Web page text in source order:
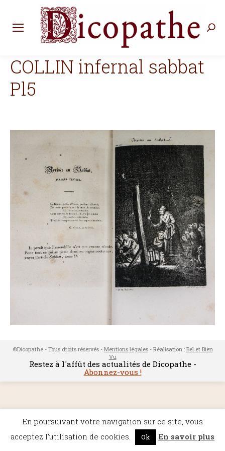
COLLIN infernal sabbat
Pl5
©Dicopathe - Tous droits réservés - Mentions légales- Réalisation : Bel et Bien
Vu
Restez à l'affût des actualités de Dicopathe -
Abonnez-vous !
En poursuivant votre navigation sur ce site, vous
acceptez l'utilisation de cookies.
Ok En savoir plus